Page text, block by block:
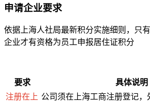
申请企业要求
依据上海人社局最新积分实施细则，只
企业才有资格为员工申报居住证积分
要求
具体说明
注册在上 公司须在上海工商注册登记，